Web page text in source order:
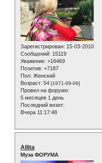
Зарегистрирован: 15-03-2010
Сообщений: 15119
Уважение: +16469
Позитив: +7187
Пол: Женский
Возраст: 54 [1971-09-06]
Провел на форуме:
5 месяцев 1 день
Последний визит:
Вчера 11:17:48
Allita
Муза ФОРУМА